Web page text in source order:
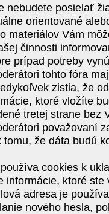
nebudete posielať
orientované
materiálov Vám
činnosti
prípad potreby
tohto fóra
zistia, že
ktoré vložíte
tretej strane bez
považovaní
že dáta budú
cookies k
informácie, ktoré
adresa je
nového hesla,